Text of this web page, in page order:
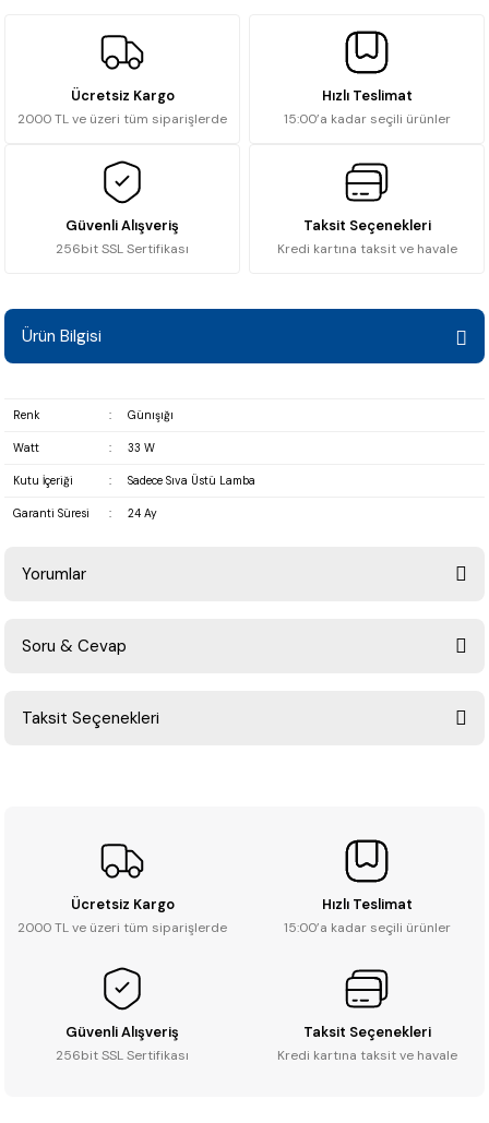
Ücretsiz Kargo
2000 TL ve üzeri tüm siparişlerde
Hızlı Teslimat
15:00’a kadar seçili ürünler
Güvenli Alışveriş
256bit SSL Sertifikası
Taksit Seçenekleri
Kredi kartına taksit ve havale
Ürün Bilgisi
Renk : Günışığı
Watt : 33 W
Kutu İçeriği : Sadece Sıva Üstü Lamba
Garanti Süresi : 24 Ay
Yorumlar
Soru & Cevap
Taksit Seçenekleri
Ücretsiz Kargo
2000 TL ve üzeri tüm siparişlerde
Hızlı Teslimat
15:00’a kadar seçili ürünler
Güvenli Alışveriş
256bit SSL Sertifikası
Taksit Seçenekleri
Kredi kartına taksit ve havale